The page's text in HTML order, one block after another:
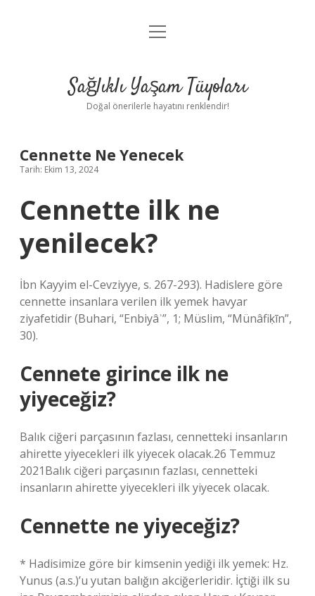
Anasayfa
Yasal Uyarı
menüyü
Sağlıklı Yaşam Tüyoları
Doğal önerilerle hayatını renklendir!
Cennette Ne Yenecek
Tarih: Ekim 13, 2024
Cennette ilk ne
yenilecek?
İbn Kayyim el-Cevziyye, s. 267-293). Hadislere göre
cennette insanlara verilen ilk yemek havyar
ziyafetidir (Buhari, “Enbiyâʾ”, 1; Müslim, “Münâfiḳīn”,
30).
Cennete girince ilk ne
yiyeceğiz?
Balık ciğeri parçasının fazlası, cennetteki insanların
ahirette yiyecekleri ilk yiyecek olacak.26 Temmuz
2021Balık ciğeri parçasının fazlası, cennetteki
insanların ahirette yiyecekleri ilk yiyecek olacak.
Cennette ne yiyeceğiz?
* Hadisimize göre bir kimsenin yediği ilk yemek: Hz.
Yunus (a.s.)’u yutan balığın akciğerleridir. İçtiği ilk su